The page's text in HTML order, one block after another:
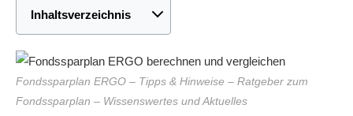
Inhaltsverzeichnis
Fondssparplan ERGO – Tipps & Hinweise – Ratgeber zum
Fondssparplan – Wissenswertes und Aktuelles